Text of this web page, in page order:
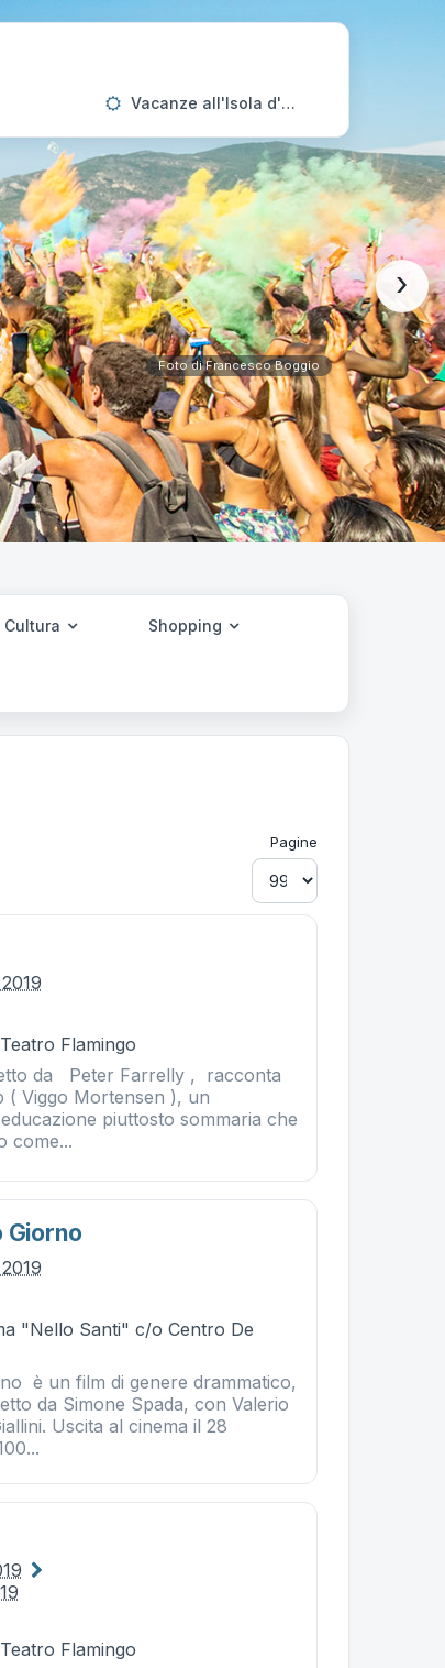
Vacanze all'Isola d'Elba
Foto di Francesco Boggio
›
Cultura Shopping
Pagine
Flamingo
da Peter Farrelly , racconta
Viggo Mortensen ), un
piuttosto sommaria che
come...
Giorno
"Nello Santi" c/o Centro De
è un film di genere drammatico,
da Simone Spada, con Valerio
Uscita al cinema il 28
Flamingo